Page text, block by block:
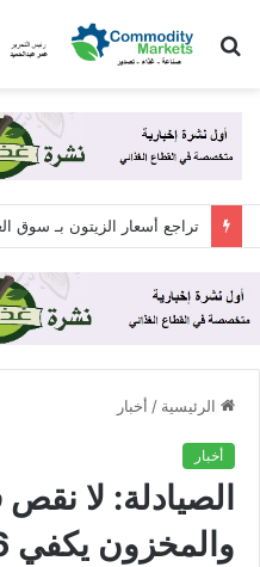
بحث
الرئيسية / أخبار
أخبار
الصيادلة: لا
والمخزون يكفي 6 أشهر